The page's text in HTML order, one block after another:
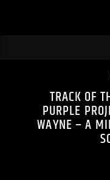
TRACK OF
PURPLE
WAYNE – A